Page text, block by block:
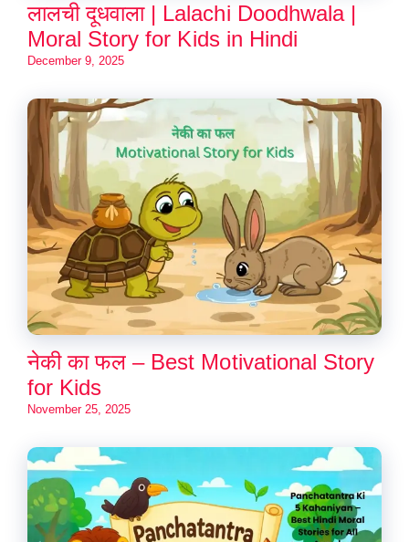
लालची दूधवाला | Lalachi Doodhwala |
Moral Story for Kids in Hindi
December 9, 2025
नेकी का फल – Best Motivational Story
for Kids
November 25, 2025